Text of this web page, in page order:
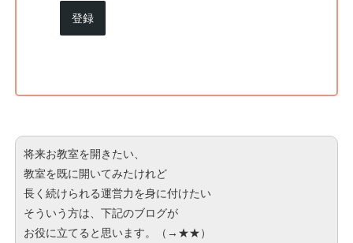
登録
将来お教室を開きたい、
教室を既に開いてみたけれど
長く続けられる運営力を身に付けたい
そういう方は、下記のブログが
お役に立てると思います。（→ ★★）